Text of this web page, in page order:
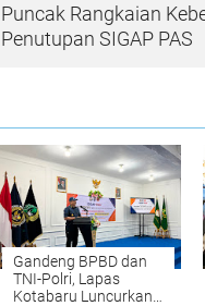
Puncak Rangkaian
Penutupan SIGAP PAS
Gandeng BPBD dan
TNI-Polri, Lapas
Kotabaru Luncurkan